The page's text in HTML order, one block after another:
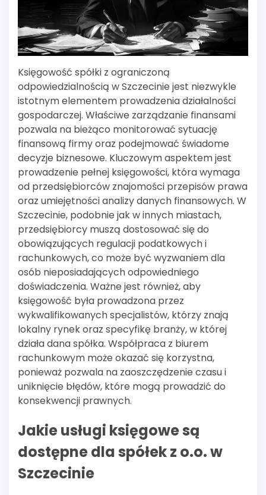
Księgowość spółki z ograniczoną
odpowiedzialnością w Szczecinie jest niezwykle
istotnym elementem prowadzenia działalności
gospodarczej. Właściwe zarządzanie finansami
pozwala na bieżąco monitorować sytuację
finansową firmy oraz podejmować świadome
decyzje biznesowe. Kluczowym aspektem jest
prowadzenie pełnej księgowości, która wymaga
od przedsiębiorców znajomości przepisów prawa
oraz umiejętności analizy danych finansowych. W
Szczecinie, podobnie jak w innych miastach,
przedsiębiorcy muszą dostosować się do
obowiązujących regulacji podatkowych i
rachunkowych, co może być wyzwaniem dla
osób nieposiadających odpowiedniego
doświadczenia. Ważne jest również, aby
księgowość była prowadzona przez
wykwalifikowanych specjalistów, którzy znają
lokalny rynek oraz specyfikę branży, w której
działa dana spółka. Współpraca z biurem
rachunkowym może okazać się korzystna,
ponieważ pozwala na zaoszczędzenie czasu i
uniknięcie błędów, które mogą prowadzić do
konsekwencji prawnych.
Jakie usługi księgowe są
dostępne dla spółek z o.o. w
Szczecinie